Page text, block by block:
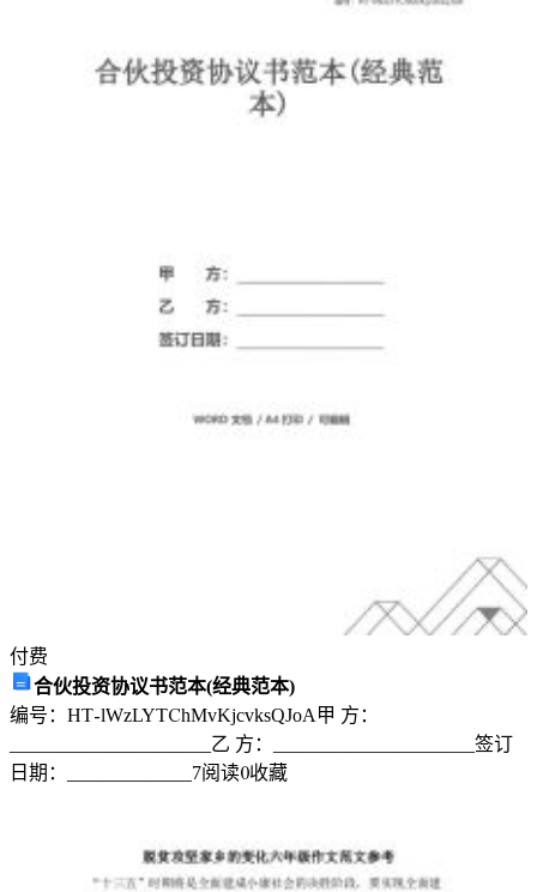
付费
合伙投资协议书范本(经典范本)
编号：HT-lWzLYTChMvKjcvksQJoA甲 方：
_____________________乙 方：_____________________签订
日期：_____________ 7阅读0收藏